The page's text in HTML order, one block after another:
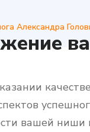
Александра
вашей ниши